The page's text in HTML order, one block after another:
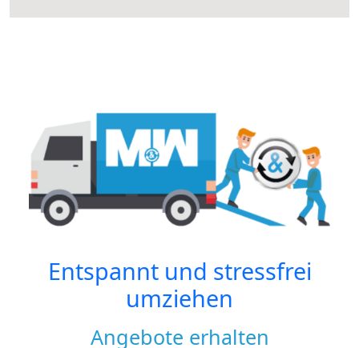
Entspannt und stressfrei
umziehen
Angebote erhalten